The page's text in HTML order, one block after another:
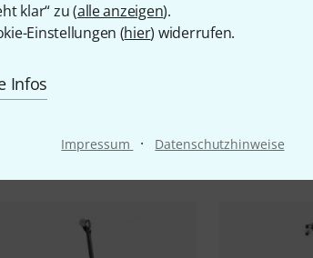
klar“ zu (alle anzeigen).
Einstellungen (hier) widerrufen.
Infos
Impressum · Datenschutzhinweise